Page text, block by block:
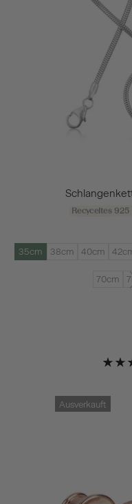
Recyceltes
35cm 38cm 40cm
70cm
Ausverkauft